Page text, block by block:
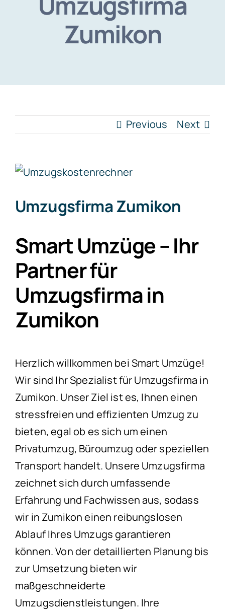
Zumikon
Previous Next
View
Image
Umzugsfirma Zumikon
Smart Umzüge – Ihr
Partner für
Umzugsfirma in
Zumikon
Herzlich willkommen bei Smart Umzüge!
Wir sind Ihr Spezialist für Umzugsfirma in
Zumikon. Unser Ziel ist es, Ihnen einen
stressfreien und effizienten Umzug zu
bieten, egal ob es sich um einen
Privatumzug, Büroumzug oder speziellen
Transport handelt. Unsere Umzugsfirma
zeichnet sich durch umfassende
Erfahrung und Fachwissen aus, sodass
wir in Zumikon einen reibungslosen
Ablauf Ihres Umzugs garantieren
können. Von der detaillierten Planung bis
zur Umsetzung bieten wir
maßgeschneiderte
Umzugsdienstleistungen. Ihre